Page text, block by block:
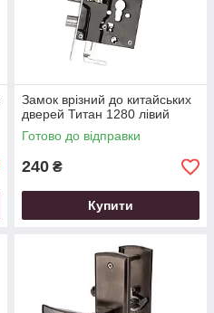
Замок врізний до китайських
дверей Титан 1280 лівий
Готово до відправки
240 ₴
Купити